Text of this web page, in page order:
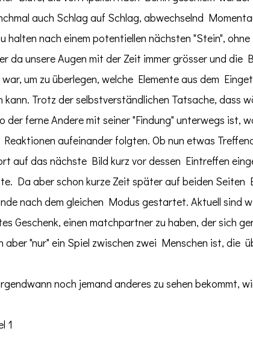
auch Schlag auf Schlag, abwechselnd
halten nach einem potentiellen nächsten "Stein",
da unsere Augen mit der Zeit immer grösser und
um zu überlegen, welche Elemente aus dem
Trotz der selbstverständlichen Tatsache, dass
der ferne Andere mit seiner "Findung" unterwegs
aufeinander folgten. Ob nun etwas
auf das nächste Bild kurz vor dessen Eintreffen
Da aber schon kurze Zeit später auf beiden
nach dem gleichen Modus gestartet. Aktuell sind
Geschenk, einen matchpartner zu haben, der
"nur" ein Spiel zwischen zwei Menschen ist, die
noch jemand anderes zu sehen bekommt,
1